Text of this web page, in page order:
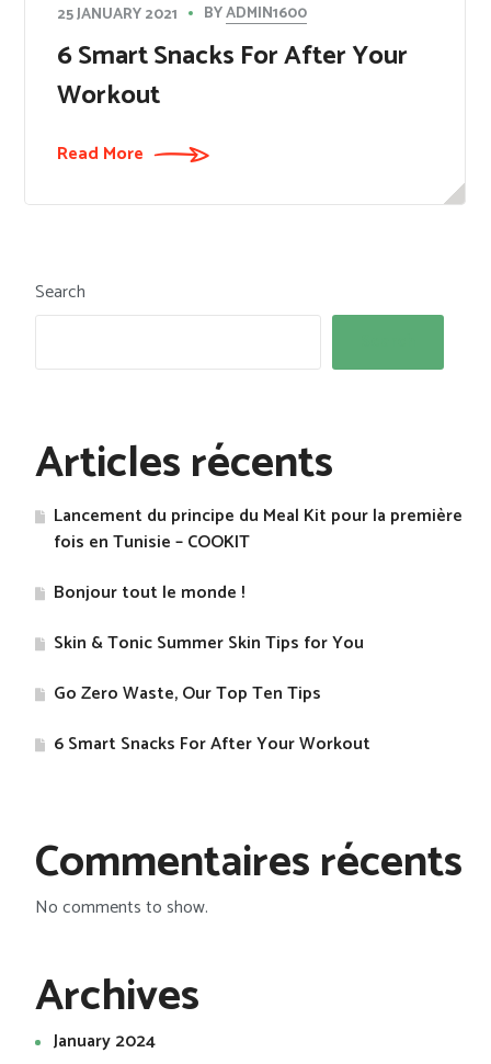
25 JANUARY 2021 BYADMIN1600
​6 Smart Snacks For After Your
Workout
Read More
Search
Articles récents
Lancement du principe du Meal Kit pour la première
fois en Tunisie – COOKIT
Bonjour tout le monde !
Skin & Tonic Summer Skin Tips for You
Go Zero Waste, Our Top Ten Tips
​6 Smart Snacks For After Your Workout
Commentaires récents
No comments to show.
Archives
January 2024